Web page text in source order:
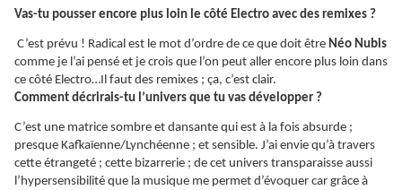
Vas-tu pousser encore plus loin le côté Electro avec des remixes ?
C’est prévu ! Radical est le mot d’ordre de ce que doit être Néo Nubis
comme je l’ai pensé et je crois que l’on peut aller encore plus loin dans
ce côté Electro…Il faut des remixes ; ça, c’est clair.
Comment décrirais-tu l’univers que tu vas développer ?
C’est une matrice sombre et dansante qui est à la fois absurde ;
presque Kafkaïenne/Lynchéenne ; et sensible. J’ai envie qu’à travers
cette étrangeté ; cette bizarrerie ; de cet univers transparaisse aussi
l’hypersensibilité que la musique me permet d’évoquer car grâce à